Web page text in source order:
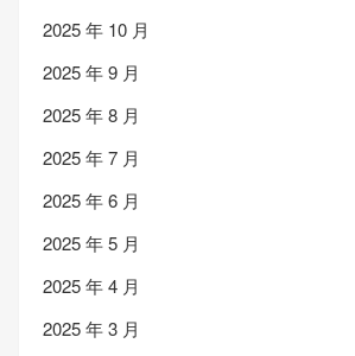
2025 年 10 月
2025 年 9 月
2025 年 8 月
2025 年 7 月
2025 年 6 月
2025 年 5 月
2025 年 4 月
2025 年 3 月